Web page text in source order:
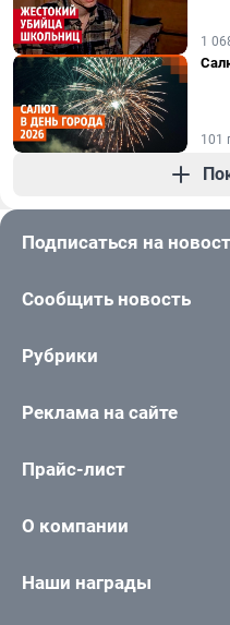
1
101
Подписаться на
Сообщить новость
Рубрики
Реклама на сайте
Прайс-лист
О компании
Наши награды